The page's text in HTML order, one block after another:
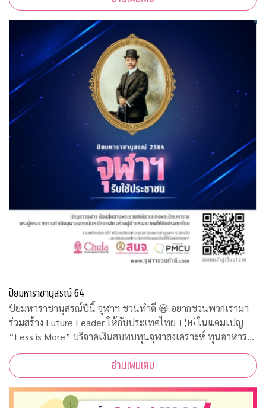
ปิยมหาราชานุสรณ์ 64
ปิยมหาราชานุสรณ์ปีนี้ จุฬาฯ ชวนทำดี 😃 อยากชวนพวกเรามา
ร่วมสร้าง Future Leader ให้กับประเทศไทย🇹🇭 ในแคมเปญ
“Less is More” บริจาคเงินสบทบทุนจุฬาสงเคราะห์ ทุนอาหาร
กลางวัน และสนับสนุนอุปกรณ์การเรียนออนไลน์ให้น้องนิสิตใช้ทำ
กิจกรรมจิตอาสาออนไลน์รับใช้ประชาชนคว
อ่านเพิ่มเติม